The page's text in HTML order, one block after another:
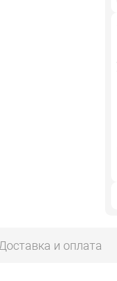
Доставка и оплата